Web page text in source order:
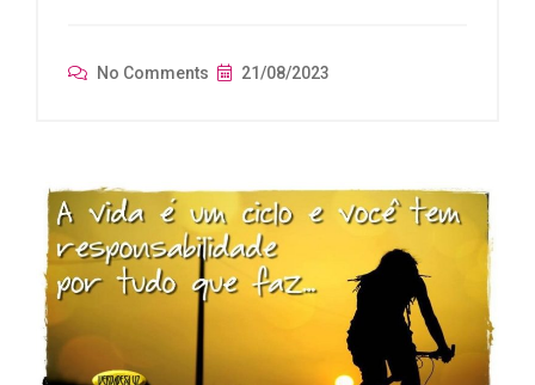
No Comments 21/08/2023